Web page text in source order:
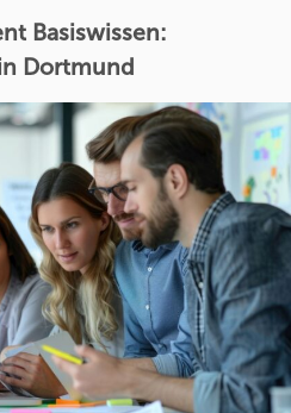
Basiswissen:
Dortmund